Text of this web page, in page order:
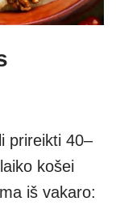
prireikti 40–
košei
iš vakaro: